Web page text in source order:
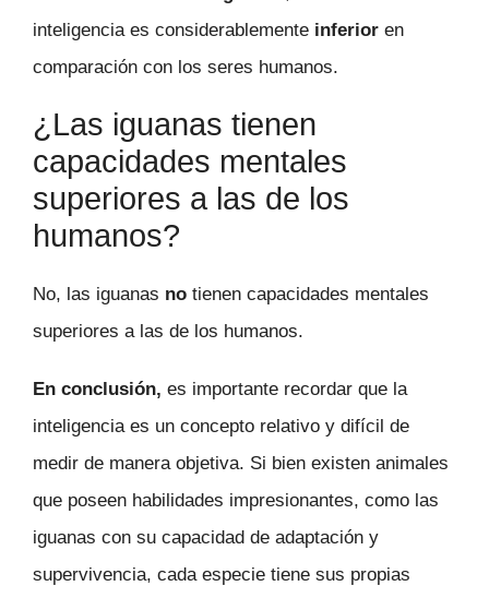
inteligencia es considerablemente inferior en
comparación con los seres humanos.
¿Las iguanas tienen
capacidades mentales
superiores a las de los
humanos?
No, las iguanas no tienen capacidades mentales
superiores a las de los humanos.
En conclusión, es importante recordar que la
inteligencia es un concepto relativo y difícil de
medir de manera objetiva. Si bien existen animales
que poseen habilidades impresionantes, como las
iguanas con su capacidad de adaptación y
supervivencia, cada especie tiene sus propias